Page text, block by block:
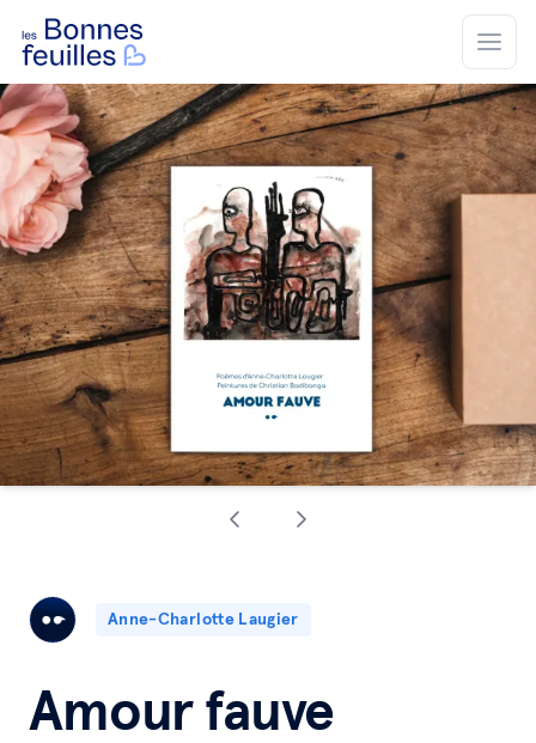
Les Bonnes Feuilles
Anne-Charlotte Laugier
Amour fauve